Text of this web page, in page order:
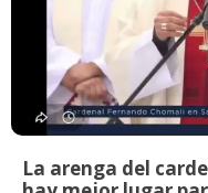
La arenga del